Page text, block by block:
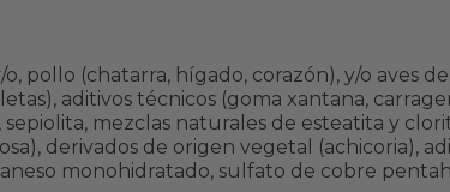
pollo (chatarra, hígado, corazón), y/o aves
aditivos técnicos (goma xantana,
mezclas naturales de esteatita y
derivados de origen vegetal (achicoria),
monohidratado, sulfato de cobre